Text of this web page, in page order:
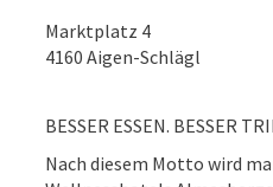
Marktplatz 4
4160 Aigen-Schlägl
BESSER ESSEN. BESSER
Nach diesem Motto wird